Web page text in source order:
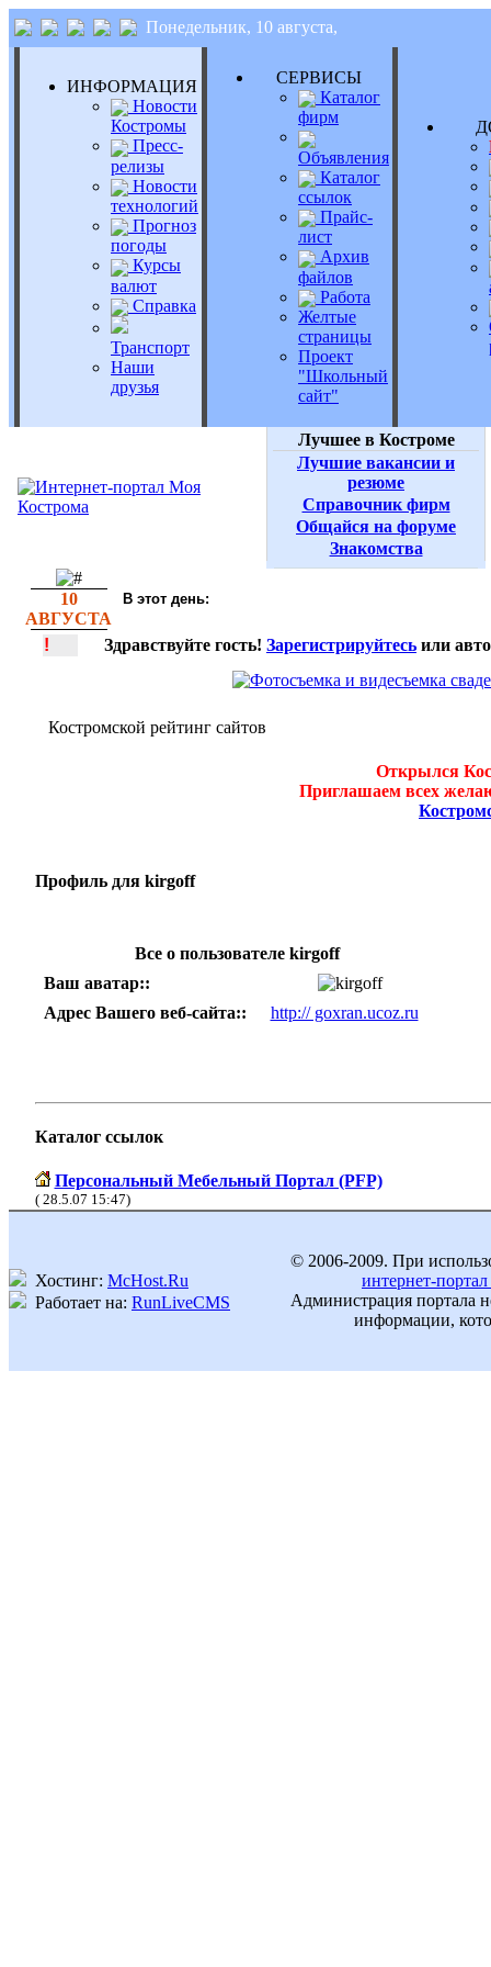
Понедельник, 10 августа,
ИНФОРМАЦИЯ
Новости
Костромы
Пресс-
релизы
Новости
технологий
Прогноз
погоды
Курсы
валют
Справка
Транспорт
Наши
друзья
СЕРВИСЫ
Каталог
фирм
Объявления
Каталог
ссылок
Прайс-
лист
Архив
файлов
Работа
Желтые
страницы
Проект
"Школьный
сайт"
Лучшее в Костроме
Лучшие вакансии и
резюме
Справочник фирм
Общайся на форуме
Знакомства
10
АВГУСТА
В этот день:
! Здравствуйте гость! Зарегистрируйтесь или
Костромской рейтинг сайтов
Открылся
Приглашаем всех
Профиль для kirgoff
Все о пользователе kirgoff
Ваш аватар::
Адрес Вашего веб-сайта::
http:// goxran.ucoz.ru
Каталог ссылок
Персональный Мебельный Портал (PFP)
( 28.5.07 15:47)
Хостинг: McHost.Ru
Работает на: RunLiveCMS
© 2006-2009. При
интернет-
Администрация портала
информации,